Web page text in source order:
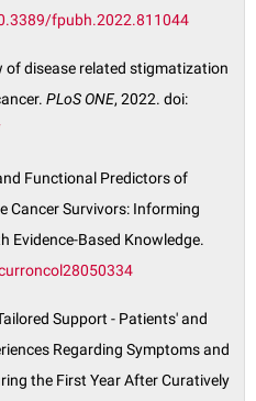
fpubh.2022.811044
of disease related stigmatization
PLoS ONE, 2022. doi:
Functional Predictors of
Cancer Survivors: Informing
Evidence-Based Knowledge.
Support - Patients' and
Regarding Symptoms and
the First Year After Curatively